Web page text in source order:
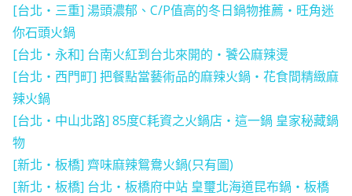
[台北‧三重] 湯頭濃郁、C/P值高的冬日鍋物推薦‧旺角迷
你石頭火鍋
[台北‧永和] 台南火紅到台北來開的‧饕公麻辣燙
[台北‧西門町] 把餐點當藝術品的麻辣火鍋‧花食間精緻麻
辣火鍋
[台北‧中山北路] 85度C耗資之火鍋店‧這一鍋 皇家秘藏鍋
物
[新北‧板橋] 齊味麻辣鴛鴦火鍋(只有圖)
[新北‧板橋] 台北‧板橋府中站 皇璽北海道昆布鍋‧板橋